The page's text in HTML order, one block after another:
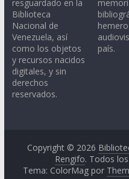
resguardado en la
Biblioteca
Nacional de
Venezuela, así
como los objetos
y recursos nacidos
digitales, y sin
derechos
reservados.
país.
Copyright © 2026
Rengifo. Todos
Tema: ColorMag por